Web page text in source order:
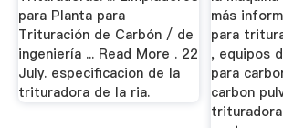
para Planta para
Trituración de Carbón / de
ingeniería ... Read More . 22
July. especificacion de la
trituradora de la ria.
más
para
, equipos
para
carbon